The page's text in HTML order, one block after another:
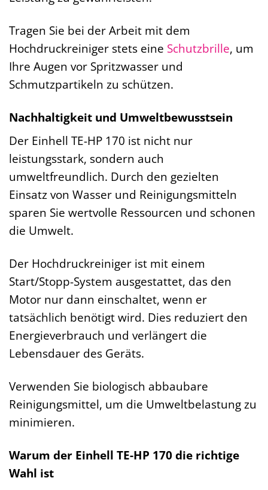
Tragen Sie bei der Arbeit mit dem
Hochdruckreiniger stets eine Schutzbrille, um
Ihre Augen vor Spritzwasser und
Schmutzpartikeln zu schützen.
Nachhaltigkeit und Umweltbewusstsein
Der Einhell TE-HP 170 ist nicht nur
leistungsstark, sondern auch
umweltfreundlich. Durch den gezielten
Einsatz von Wasser und Reinigungsmitteln
sparen Sie wertvolle Ressourcen und schonen
die Umwelt.
Der Hochdruckreiniger ist mit einem
Start/Stopp-System ausgestattet, das den
Motor nur dann einschaltet, wenn er
tatsächlich benötigt wird. Dies reduziert den
Energieverbrauch und verlängert die
Lebensdauer des Geräts.
Verwenden Sie biologisch abbaubare
Reinigungsmittel, um die Umweltbelastung zu
minimieren.
Warum der Einhell TE-HP 170 die richtige
Wahl ist